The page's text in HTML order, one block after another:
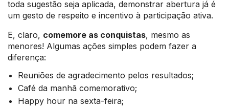
toda sugestão seja aplicada, demonstrar abertura já é
um gesto de respeito e incentivo à participação ativa.
E, claro, comemore as conquistas, mesmo as
menores! Algumas ações simples podem fazer a
diferença:
Reuniões de agradecimento pelos resultados;
Café da manhã comemorativo;
Happy hour na sexta-feira;